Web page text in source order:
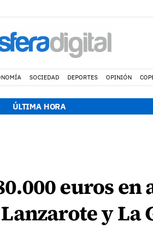
SOCIEDAD DEPORTES OPINIÓN
ÚLTIMA HORA
euros en
y La